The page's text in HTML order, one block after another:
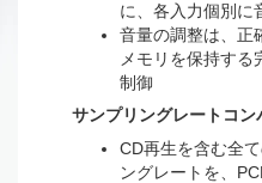
に、各入力個別に
音量の調整は、正
メモリを保持す
制御
サンプリングレートコン
CD再生を含む全
ングレートを、